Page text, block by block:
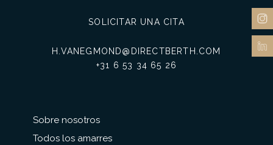
Sobre nosotros
Todos los amarres
SOLICITAR UNA CITA
H.VANEGMOND@DIRECTBERTH.COM
+31 6 53 34 65 26